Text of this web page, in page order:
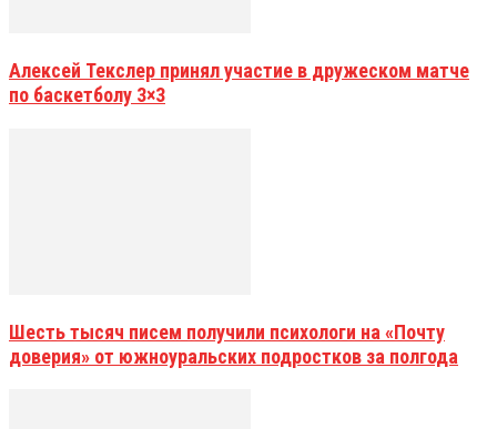
Алексей Текслер принял участие в дружеском матче
по баскетболу 3×3
Шесть тысяч писем получили психологи на «Почту
доверия» от южноуральских подростков за полгода